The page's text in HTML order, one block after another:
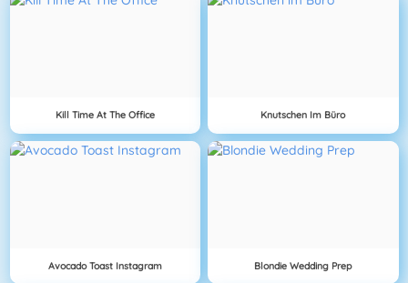
Kill Time At The Office Knutschen Im Büro
Avocado Toast Instagram Blondie Wedding Prep